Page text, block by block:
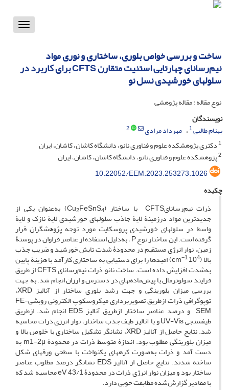
Toggle
ساخت و بررسی خواص بلوری، ساختاری و نوری مواد
نیم‌رسانای چهارتایی استنیت متقارن CFTS برای کاربرد در
سلول‏های خورشیدی نسل نو
نوع مقاله : مقاله پژوهشی
نویسندگان
بهنام طالبی1 مهرداد مرادی
2
1دکتری پژوهشکده علوم و فناوری نانو، دانشگاه کاشان، کاشان، ایران
2پژوهشکده علوم و فناوری نانو، دانشگاه کاشان، کاشان، ایران
10.22052/EEM.2023.253273.1026
چکیده
ذرات نیم‌رسانایCFTS با ساختار (Cu
2FeSnS4 ) به‌عنوان یکی از
جدیدترین مواد درزمینۀ لایۀ جاذب سلول‏های خورشیدی لایۀ نازک و لایۀ
واسط در سلول‏های خورشیدی پروسکایت مورد توجه پژوهشگران قرار
گرفته است. این ساختار نوع P ، به‌دلیل استفاده از عناصر فراوان در پوستۀ
زمین، نوار انرژی مستقیم در محدودۀ شدت تابش خورشید و ضریب جذب
بالا (104
cm−1 ) امیدها را برای دستیابی به ساختاری کارآمد با هزینۀ پایین
به‌شدت افزایش داده است. ساخت نانو ذرات نیم‌رسانای CFTS از طریق
فرایند سولوترمال با پیش‌ماده‏های در دسترس و ارزان انجام شد. به جهت
بررسی میزان بلورینگی و جهت رشد بلوری ساختار از آنالیز XRD،
توپوگرافی ذرات ازطریق تصویربرداری میکروسکوپ الکترونی روبشیFE-
SEM و درصد عناصر ساختار ازطریق آنالیز EDS انجام شد. ازطریق
طیف‏سنجی UV-Vis و با آنالیز طیف جذب ساختار، نوار انرژی ذرات محاسبه
شد. نتایج حاصل از آنالیز XRD، نشانگر تشکیل ساختاری با خلوص بالا و
میزان بلورینگی مطلوب بود. اندازۀ متوسط ذرات در محدودۀ m1-2μ به
دست آمد و ذرات به‌صورت کره‏های یکنواخت با سطحی ورقه‏ای شکل
ساخته شدند. نتایج حاصل از آنالیز EDS نشانگر درصد مطلوب عناصر
ساختار بود و میزان نوار انرژی ذرات در محدودۀ eV 43/1 محاسبه شد که
با مقادیر گزارش‌شده مطابقت خوبی دارد.